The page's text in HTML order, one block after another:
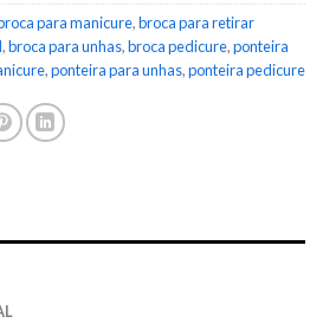
para manicure,broca para retirar
,broca para unhas,broca pedicure,ponteira
,ponteira para unhas,ponteira pedicure